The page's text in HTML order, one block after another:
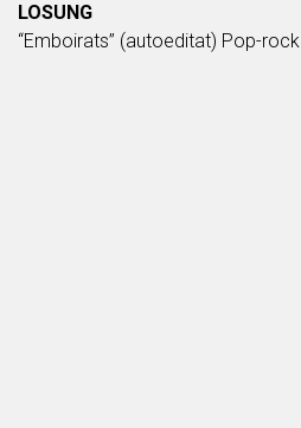
LOSUNG
“Emboirats” (autoeditat) Pop-rock